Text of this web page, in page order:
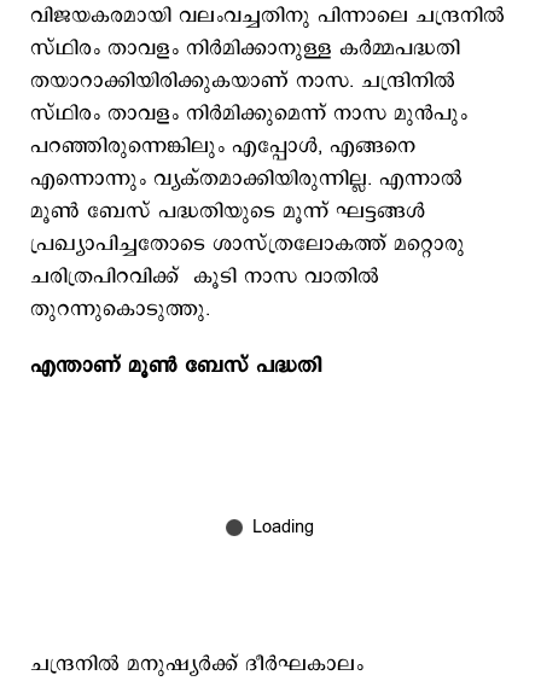
വിജയകരമായി വലംവച്ചതിനു പിന്നാലെ ചന്ദ്രനില്‍
സ്ഥിരം താവളം നിര്‍മിക്കാനുള്ള കര്‍മ്മപദ്ധതി
തയാറാക്കിയിരിക്കുകയാണ് നാസ. ചന്ദ്രിനില്‍
സ്ഥിരം താവളം നിര്‍മിക്കുമെന്ന് നാസ മുന്‍പും
പറഞ്ഞിരുന്നെങ്കിലും എപ്പോള്‍, എങ്ങനെ
എന്നൊന്നും വ്യക്തമാക്കിയിരുന്നില്ല. എന്നാല്‍
മൂണ്‍ ബേസ് പദ്ധതിയുടെ മൂന്ന് ഘട്ടങ്ങള്‍
പ്രഖ്യാപിച്ചതോടെ ശാസ്ത്രലോകത്ത് മറ്റൊരു
ചരിത്രപിറവിക്ക് കൂടി നാസ വാതില്‍
തുറന്നുകൊടുത്തു.
എന്താണ് മൂണ്‍ ബേസ് പദ്ധതി
ചന്ദ്രനില്‍ മനുഷ്യര്‍ക്ക് ദീര്‍ഘകാലം